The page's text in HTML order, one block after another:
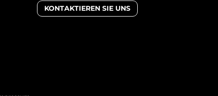
KONTAKTIEREN SIE UNS